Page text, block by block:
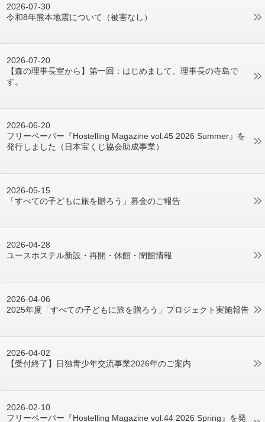
2026-07-30
令和8年熊本地震について（被害なし）
2026-07-20
【森の理事長室から】第一回：はじめまして。理事長の寺島で
す。
2026-06-20
フリーペーパー『Hostelling Magazine vol.45 2026 Summer』を
発行しました（日本宝くじ協会助成事業）
2026-05-15
「すべての子どもに旅を贈ろう」募金のご報告
2026-04-28
ユースホステル新設・再開・休館・閉館情報
2026-04-06
2025年度「すべての子どもに旅を贈ろう」プロジェクト実施報告
2026-04-02
【受付終了】日独青少年交流事業2026年のご案内
2026-02-10
フリーペーパー『Hostelling Magazine vol.44 2026 Spring』を発